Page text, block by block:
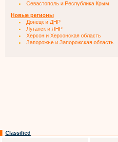
Севастополь и Республика Крым
Новые регионы
Донецк и ДНР
Луганск и ЛНР
Херсон и Херсонская область
Запорожье и Запорожская область
Classified